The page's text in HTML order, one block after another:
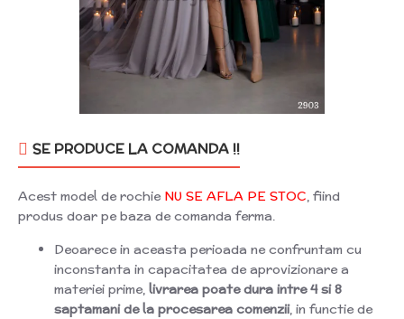
SE PRODUCE LA COMANDA !!
Acest model de rochie NU SE AFLA PE STOC, fiind
produs doar pe baza de comanda ferma.
Deoarece in aceasta perioada ne confruntam cu
inconstanta in capacitatea de aprovizionare a
materiei prime, livrarea poate dura intre 4 si 8
saptamani de la procesarea comenzii, in functie de